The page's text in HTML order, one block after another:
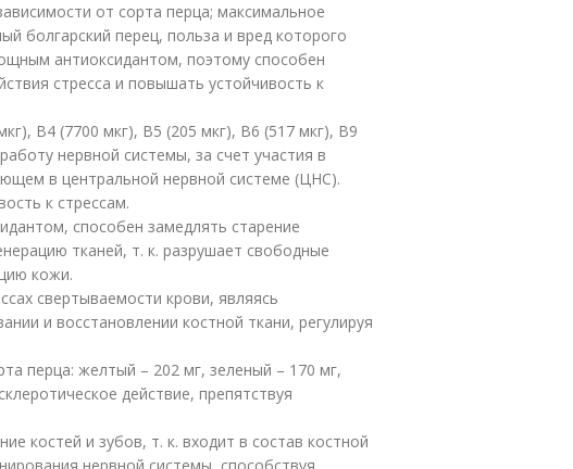
от сорта перца; максимальное
болгарский перец, польза и вред которого
антиоксидантом, поэтому способен
стресса и повышать устойчивость к
В4 (7700 мкг), B5 (205 мкг), B6 (517 мкг), B9
нервной системы, за счет участия в
в центральной нервной системе (ЦНС).
к стрессам.
способен замедлять старение
тканей, т. к. разрушает свободные
кожи.
свертываемости крови, являясь
и восстановлении костной ткани, регулируя
перца: желтый – 202 мг, зеленый – 170 мг,
действие, препятствуя
костей и зубов, т. к. входит в состав костной